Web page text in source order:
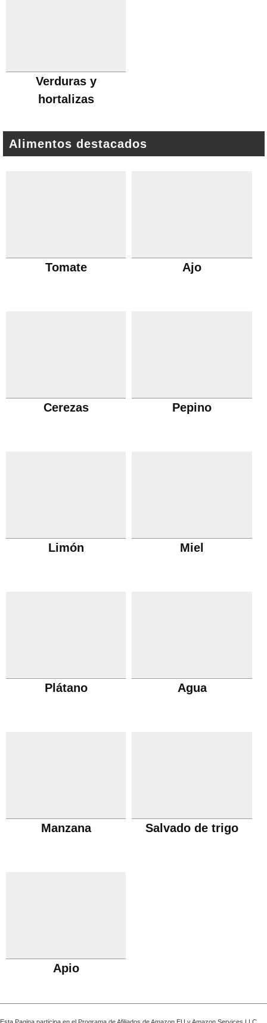
Verduras y
hortalizas
Alimentos destacados
Tomate Ajo
Cerezas Pepino
Limón Miel
Plátano Agua
Manzana Salvado de trigo
Apio